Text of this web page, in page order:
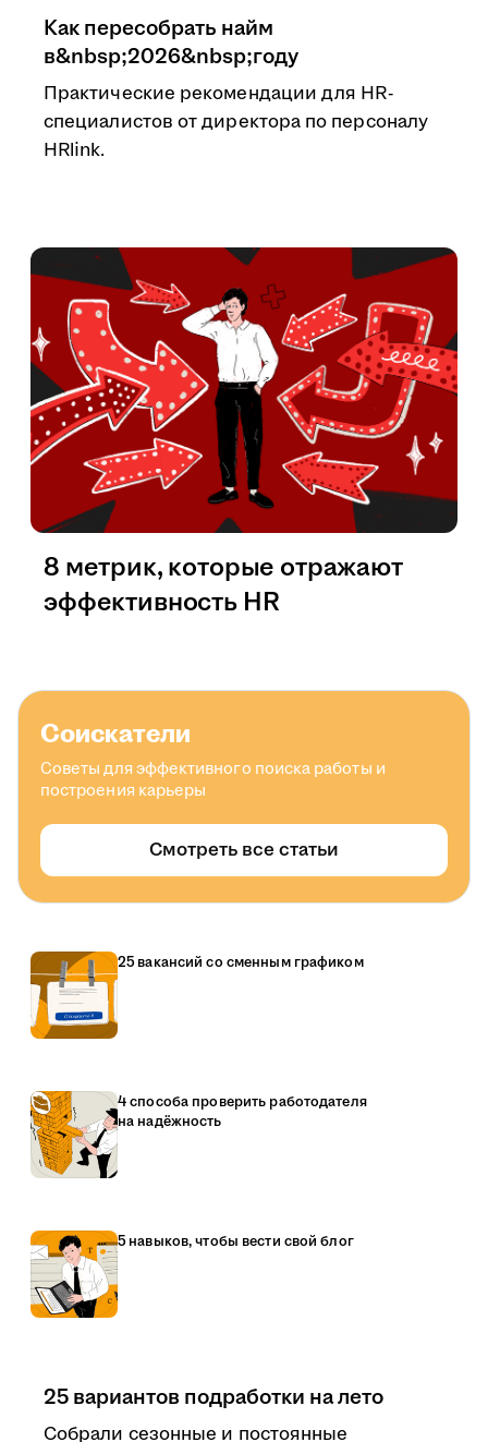
Как пересобрать найм
в&nbsp;2026&nbsp;году
Практические рекомендации для HR-
специалистов от директора по персоналу
HRlink.
8 метрик, которые отражают
эффективность HR
Соискатели
Советы для эффективного поиска работы и
построения карьеры
Смотреть все статьи
25 вакансий со сменным графиком
4 способа проверить работодателя
на надёжность
5 навыков, чтобы вести свой блог
25 вариантов подработки на лето
Собрали сезонные и постоянные